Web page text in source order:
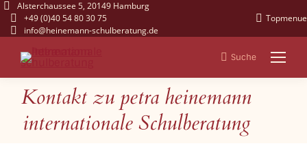
Alsterchaussee 5, 20149 Hamburg
+49 (0)40 54 80 30 75
info@heinemann-schulberatung.de
Topmenue
Search:
Suche
Kontakt zu petra heinemann
internationale Schulberatung
Sie befinden sich hier: